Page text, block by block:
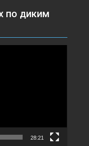
по диким
28:21